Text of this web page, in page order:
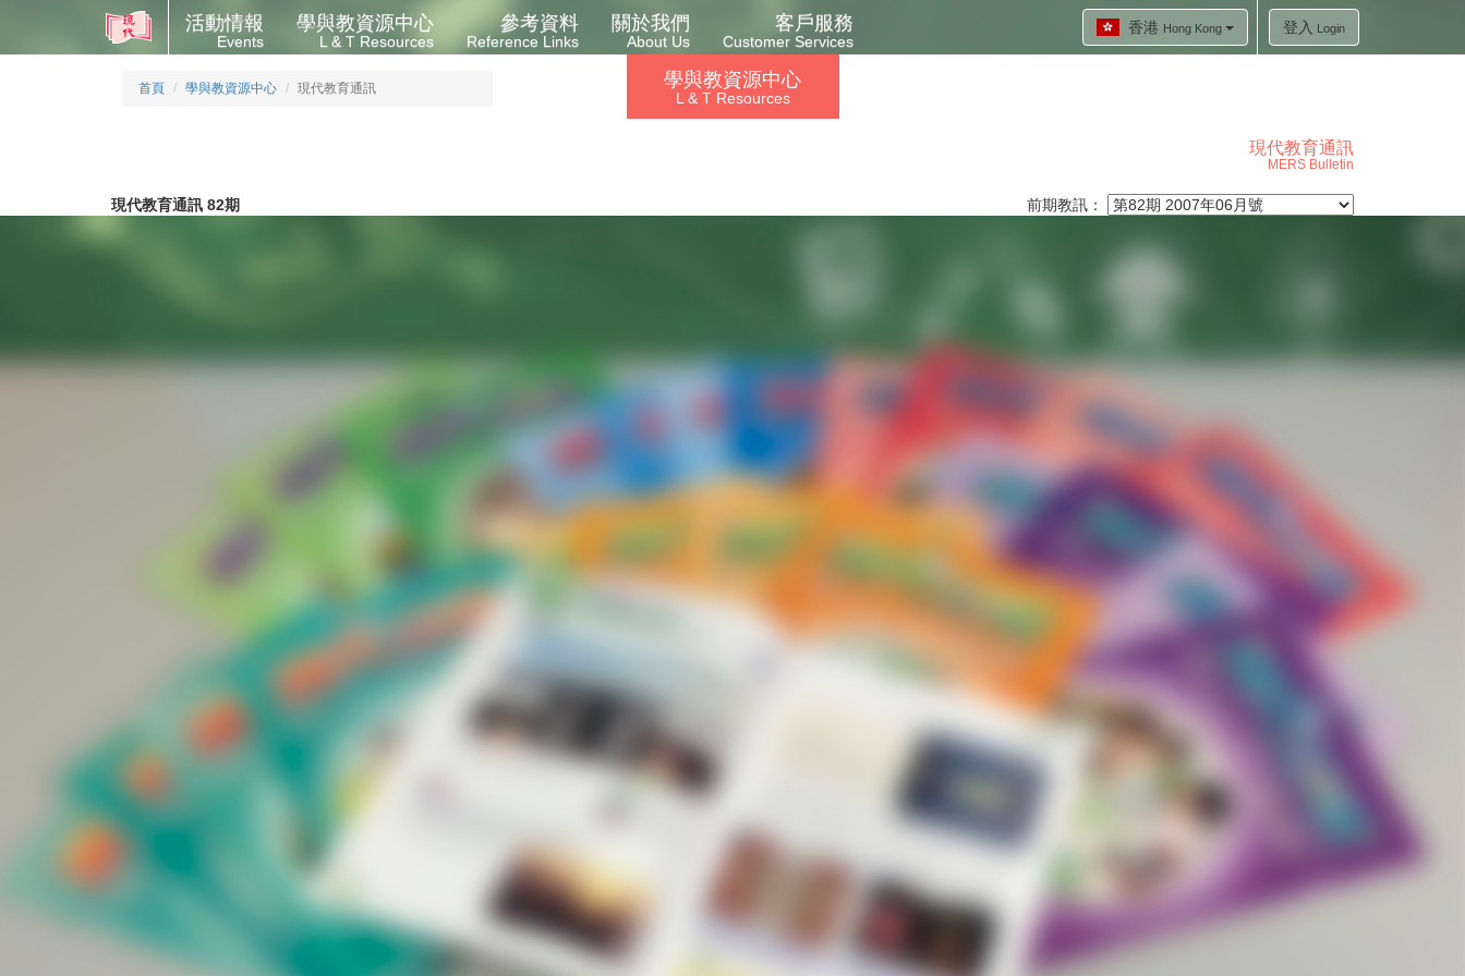
香港 Hong Kong 登入 Login
活動情報
Events
學與教資源中心
L & T Resources
參考資料
Reference Links
關於我們
About Us
客戶服務
Customer Services
首頁 學與教資源中心 現代教育通訊 學與教資源中心
L & T Resources
現代教育通訊
MERS Bulletin
現代教育通訊 82期 前期教訊：